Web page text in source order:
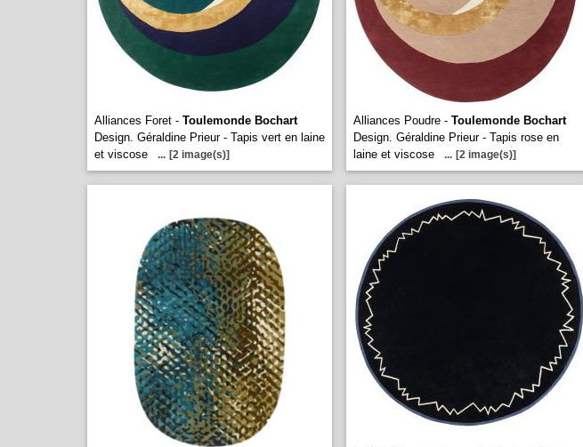
Alliances Foret - Toulemonde Bochart
Design. Géraldine Prieur - Tapis vert en laine
et viscose
... [2 image(s)]
Alliances Poudre - Toulemonde Bochart
Design. Géraldine Prieur - Tapis rose en
laine et viscose
... [2 image(s)]